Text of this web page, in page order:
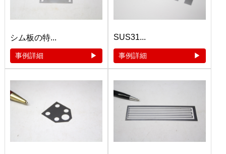
シム板の特...
事例詳細
SUS31...
事例詳細